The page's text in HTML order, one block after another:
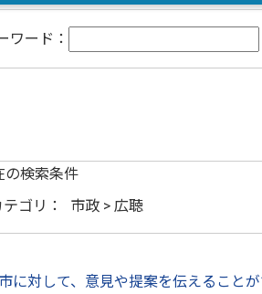
ワード：
の検索条件
ゴリ：
市政 > 広聴
市に対して、意見や提案を伝えることが